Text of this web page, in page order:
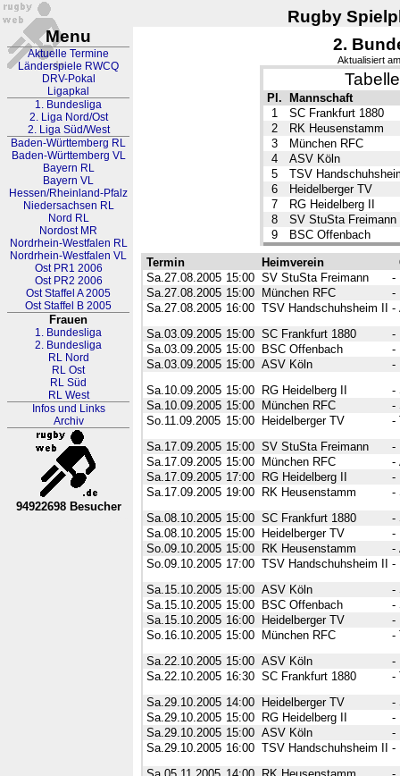
Rugby
Menu
Aktuelle Termine
Länderspiele RWCQ
DRV-Pokal
Ligapkal
1. Bundesliga
2. Liga Nord/Ost
2. Liga Süd/West
Baden-Württemberg RL
Baden-Württemberg VL
Bayern RL
Bayern VL
Hessen/Rheinland-Pfalz
Niedersachsen RL
Nord RL
Nordost MR
Nordrhein-Westfalen RL
Nordrhein-Westfalen VL
Ost PR1 2006
Ost PR2 2006
Ost Staffel A 2005
Ost Staffel B 2005
Frauen
1. Bundesliga
2. Bundesliga
RL Nord
RL Ost
RL Süd
RL West
Infos und Links
Archiv
94922698 Besucher
2.
Aktualisiert
Tabelle
Pl.
Mannschaft
1
SC Frankfurt 1880
2
RK Heusenstamm
3
München RFC
4
ASV Köln
5
TSV
6
Heidelberger TV
7
RG Heidelberg II
8
SV StuSta Freimann
9
BSC Offenbach
Termin Heimverein
Sa.27.08.2005 15:00 SV StuSta Freimann -
Sa.27.08.2005 15:00 München RFC -
Sa.27.08.2005 16:00 TSV Handschuhsheim II -
Sa.03.09.2005 15:00 SC Frankfurt 1880 -
Sa.03.09.2005 15:00 BSC Offenbach -
Sa.03.09.2005 15:00 ASV Köln -
Sa.10.09.2005 15:00 RG Heidelberg II -
Sa.10.09.2005 15:00 München RFC -
So.11.09.2005 15:00 Heidelberger TV -
Sa.17.09.2005 15:00 SV StuSta Freimann -
Sa.17.09.2005 15:00 München RFC -
Sa.17.09.2005 17:00 RG Heidelberg II -
Sa.17.09.2005 19:00 RK Heusenstamm -
Sa.08.10.2005 15:00 SC Frankfurt 1880 -
Sa.08.10.2005 15:00 Heidelberger TV -
So.09.10.2005 15:00 RK Heusenstamm -
So.09.10.2005 17:00 TSV Handschuhsheim II -
Sa.15.10.2005 15:00 ASV Köln -
Sa.15.10.2005 15:00 BSC Offenbach -
Sa.15.10.2005 16:00 Heidelberger TV -
So.16.10.2005 15:00 München RFC -
Sa.22.10.2005 15:00 ASV Köln -
Sa.22.10.2005 16:30 SC Frankfurt 1880 -
Sa.29.10.2005 14:00 Heidelberger TV -
Sa.29.10.2005 15:00 RG Heidelberg II -
Sa.29.10.2005 15:00 ASV Köln -
Sa.29.10.2005 16:00 TSV Handschuhsheim II -